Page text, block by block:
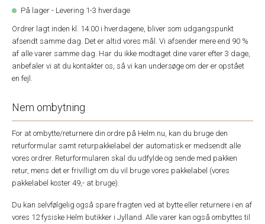
På lager - Levering 1-3 hverdage
Ordrer lagt inden kl. 14.00 i hverdagene, bliver som udgangspunkt
afsendt samme dag. Det er altid vores mål. Vi afsender mere end 90 %
af alle varer samme dag. Har du ikke modtaget dine varer efter 3 dage,
anbefaler vi at du kontakter os, så vi kan undersøge om der er opstået
en fejl.
Nem ombytning
For at ombytte/returnere din ordre på Helm.nu, kan du bruge den
returformular samt returpakkelabel der automatisk er medsendt alle
vores ordrer. Returformularen skal du udfylde og sende med pakken
retur, mens det er frivilligt om du vil bruge vores pakkelabel (vores
pakkelabel koster 49,- at bruge).
Du kan selvfølgelig også spare fragten ved at bytte eller returnere i en af
vores 12 fysiske Helm butikker i Jylland. Alle varer kan også ombyttes til